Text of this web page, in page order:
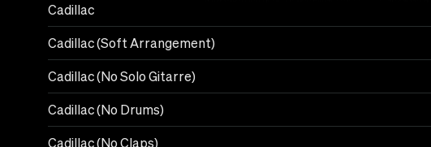
Cadillac
Cadillac (Soft Arrangement)
Cadillac (No Solo Gitarre)
Cadillac (No Drums)
Cadillac (No Claps)